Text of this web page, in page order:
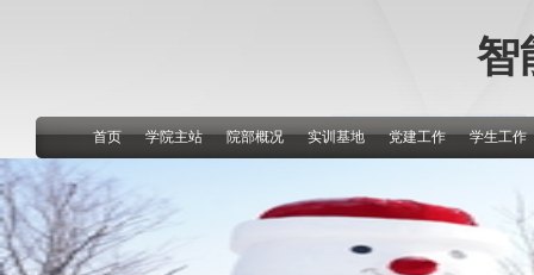
智
首页 学院主站 院部概况 实训基地 党建工作 学生工作